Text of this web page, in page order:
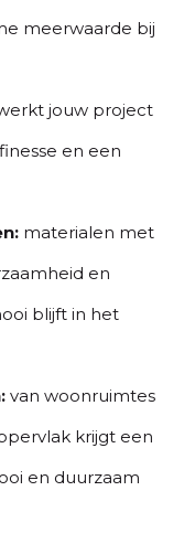
meerwaarde bij
jouw project
en een
materialen met
en
blijft in het
van woonruimtes
krijgt een
en duurzaam